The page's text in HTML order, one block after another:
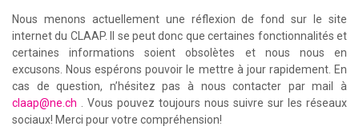
Nous menons actuellement une réflexion de fond sur le site
internet du CLAAP. Il se peut donc que certaines fonctionnalités et
certaines informations soient obsolètes et nous nous en
excusons. Nous espérons pouvoir le mettre à jour rapidement. En
cas de question, n’hésitez pas à nous contacter par mail à
claap@ne.ch . Vous pouvez toujours nous suivre sur les réseaux
sociaux! Merci pour votre compréhension!